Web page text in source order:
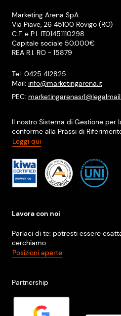
Marketing Arena SpA
Via Piave, 26 45100 Rovigo (RO)
C.F. e P.I. IT01451110298
Capitale sociale 50.000€
REA R.I. RO - 15879
Tel: 0425 412825
Mail: info@marketingarena.it
PEC:
Il nostro Sistema di Gestione per
conforme alla Prassi di
Leggi qui
Lavora con noi
Parlaci di te: potresti essere
cerchiamo
Posizioni aperte
Partnership